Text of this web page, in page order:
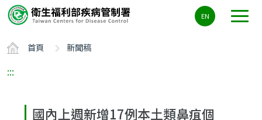
要
容
ALT+C
EN
首頁 新聞稿
:::
國內上週新增17例本土類鼻疽個